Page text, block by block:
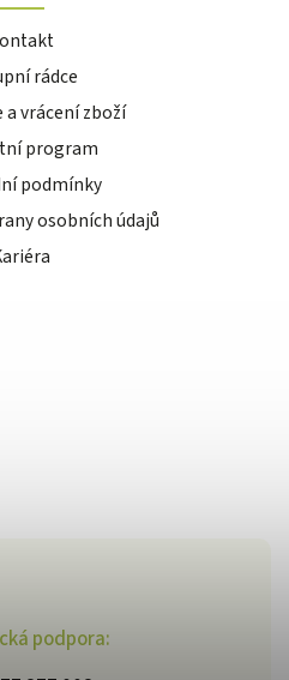
podpora:
rádce
a vrácení zboží
program
podmínky
osobních údajů